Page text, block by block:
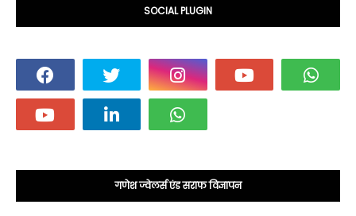
SOCIAL PLUGIN
गणेश ज्वेलर्स एंड सराफ विज्ञापन